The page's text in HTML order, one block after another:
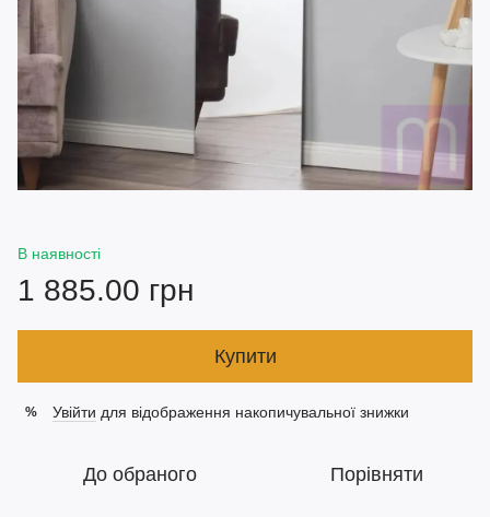
В наявності
1 885.00 грн
Купити
% Увійти для відображення накопичувальної знижки
До обраного Порівняти